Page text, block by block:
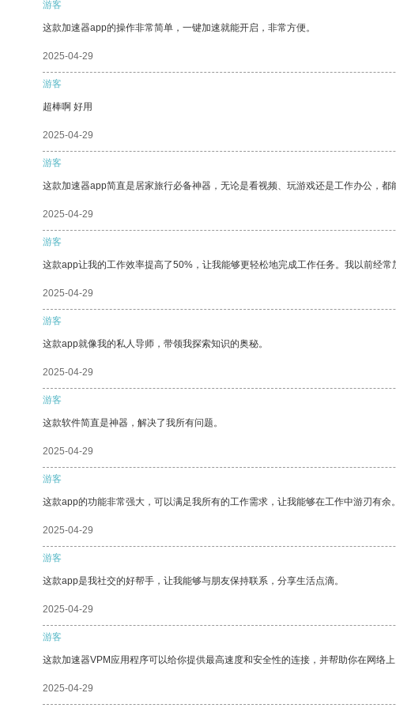
游客
这款加速器app的操作非常简单，一键加速就能开启，非常方便。
2025-04-29
游客
超棒啊 好用
2025-04-29
游客
这款加速器app简直是居家旅行必备神器，无论是看视频、玩游戏还是工作办公，都
2025-04-29
游客
这款app让我的工作效率提高了50%，让我能够更轻松地完成工作任务。我以前经
2025-04-29
游客
这款app就像我的私人导师，带领我探索知识的奥秘。
2025-04-29
游客
这款软件简直是神器，解决了我所有问题。
2025-04-29
游客
这款app的功能非常强大，可以满足我所有的工作需求，让我能够在工作中游刃有余。
2025-04-29
游客
这款app是我社交的好帮手，让我能够与朋友保持联系，分享生活点滴。
2025-04-29
游客
这款加速器VPM应用程序可以给你提供最高速度和安全性的连接，并帮助你在网络上
2025-04-29